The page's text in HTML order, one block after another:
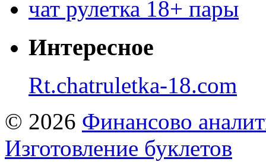
чат рулетка 18+ пары
Интересное
Rt.chatruletka-18.com
© 2026 Финансово
Изготовление буклетов